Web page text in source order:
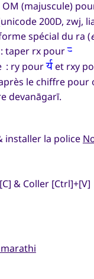
OM (majuscule)
200D, zwj,
spécial du ra (
: taper rx pourर्‍
: ry pourर्यet rxy
le chiffre pour
devanāgarī.
installer la police
& Coller [Ctrl]+[V]